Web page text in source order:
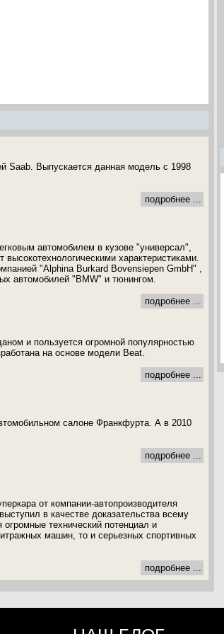
Saab. Выпускается данная модель с 1998
подробнее ...
автомобилем в кузове "универсал",
характеристиками.
"Alphina Burkard Bovensiepen GmbH" ,
автомобилей "BMW" и тюнингом.
подробнее ...
и пользуется огромной популярностью
на основе модели Beat.
подробнее ...
салоне Франкфурта. А в 2010
подробнее ...
от компании-автопроизводителя
в качестве доказательства всему
технический потенциал и
машин, то и серьезных спортивных
подробнее ...